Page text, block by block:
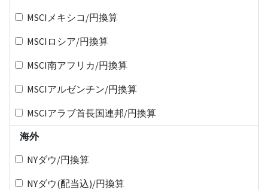
MSCIメキシコ/円換算
MSCIロシア/円換算
MSCI南アフリカ/円換算
MSCIアルゼンチン/円換算
MSCIアラブ首長国連邦/円換算
海外
NYダウ/円換算
NYダウ(配当込)/円換算